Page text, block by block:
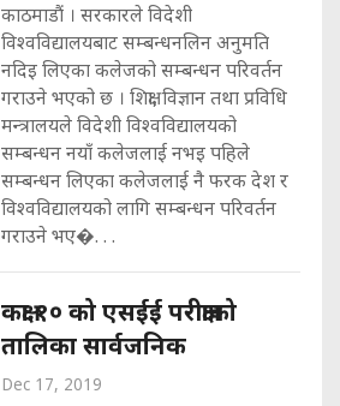
काठमाडौं । सरकारले विदेशी
विश्वविद्यालयबाट सम्बन्धनलिन अनुमति
नदिइ लिएका कलेजको सम्बन्धन परिवर्तन
गराउने भएको छ । शिक्षा, विज्ञान तथा प्रविधि
मन्त्रालयले विदेशी विश्वविद्यालयको
सम्बन्धन नयाँ कलेजलाई नभइ पहिले
सम्बन्धन लिएका कलेजलाई नै फरक देश र
विश्वविद्यालयको लागि सम्बन्धन परिवर्तन
गराउने भए�. . .
कक्षा १० को एसईई परीक्षाको
तालिका सार्वजनिक
Dec 17, 2019